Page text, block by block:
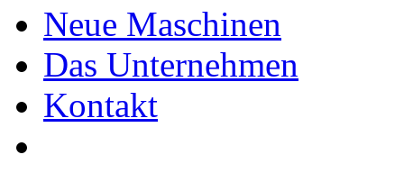
Neue Maschinen
Das Unternehmen
Kontakt